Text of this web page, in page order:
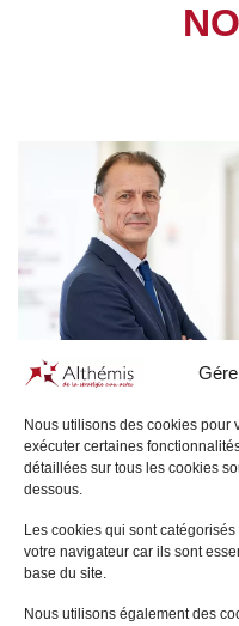
Nous utilisons des cookies pour
exécuter certaines
détaillées sur tous les cookies
dessous.
Les cookies qui sont
votre navigateur car ils sont
base du site.
Nous utilisons également des
PascalJULIEN SAINT-
AMAND
PARIS